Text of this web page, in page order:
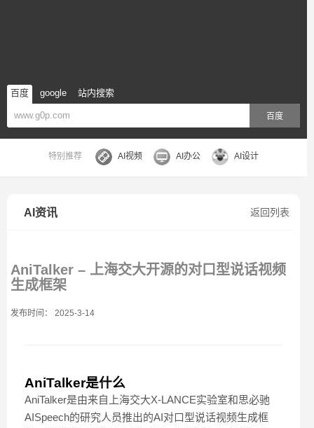
百度 google 站内搜索
百度
特别推荐 AI视频 AI办公 AI设计
返回列表
AI资讯
AniTalker – 上海交大开源的对口型说话视频
生成框架
发布时间： 2025-3-14
AniTalker是什么
AniTalker是由来自上海交大X-LANCE实验室和思必驰
AISpeech的研究人员推出的AI对口型说话视频生成框